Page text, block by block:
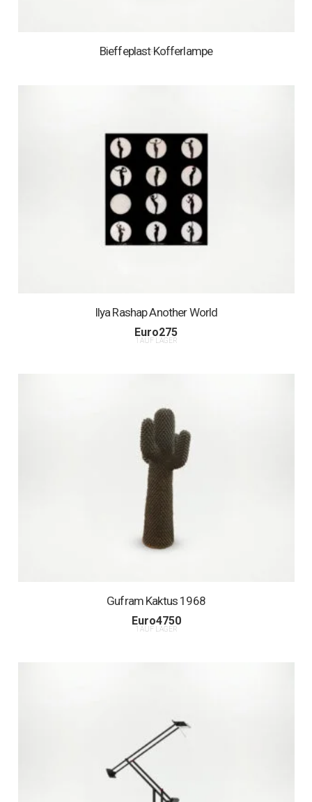
Bieffeplast Kofferlampe
1 AUF LAGER
Ilya Rashap Another World
Euro275
1 AUF LAGER
Gufram Kaktus 1968
Euro4750
1 AUF LAGER